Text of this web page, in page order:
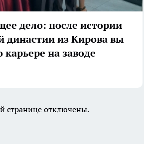
дело: после истории
династии из Кирова вы
карьере на заводе
странице отключены.